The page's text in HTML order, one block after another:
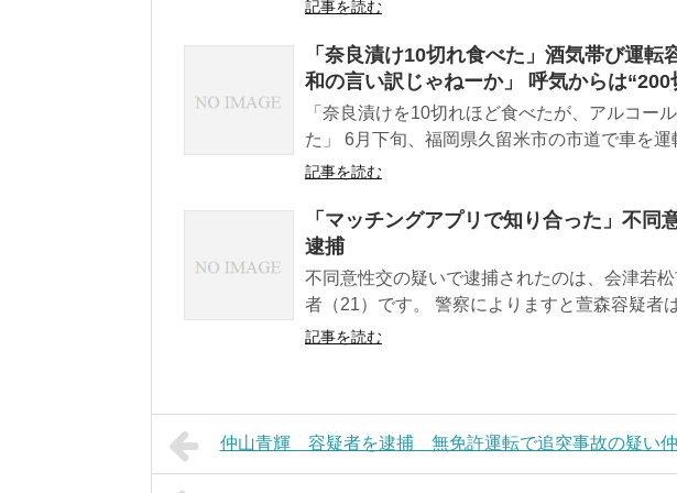
記事を読む
「奈良漬け10切れ食べた」酒気帯び運
和の言い訳じゃねーか」 呼気からは
「奈良漬けを10切れほど食べたが、アルコー
た」 6月下旬、福岡県久留米市の市道で車を
記事を読む
「マッチングアプリで知り合った」不同
逮捕
不同意性交の疑いで逮捕されたのは、会津若
者（21）です。 警察によりますと萱森容疑者
記事を読む
仲山青輝 容疑者を逮捕 無免許運転で追突事故の疑い